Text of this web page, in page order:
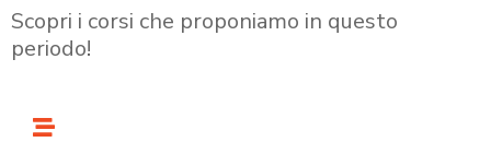
Scopri i corsi che proponiamo in questo
periodo!